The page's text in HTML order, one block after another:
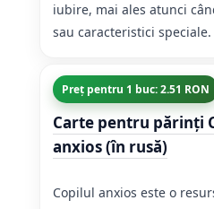
iubire, mai ales atunci
sau caracteristici speciale.
Preț pentru 1 buc: 2.51 RON
Carte pentru părinți
anxios (în rusă)
Copilul anxios este o